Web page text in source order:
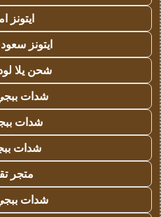
ايتونز
ايتونز
شحن يلا
شدات
شدات
شدات
متجر
شدات